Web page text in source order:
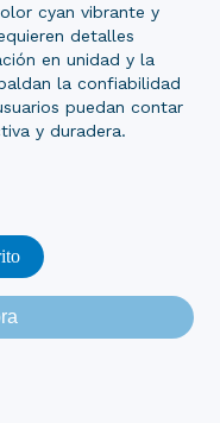
cyan vibrante y
detalles
en unidad y la
la confiabilidad
puedan contar
y duradera.